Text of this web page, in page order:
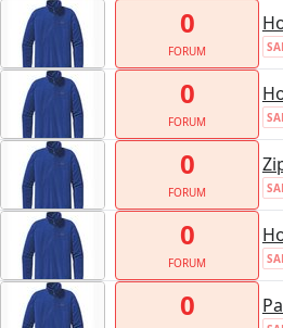
0
FORUM
0
FORUM
0
FORUM
0
FORUM
0